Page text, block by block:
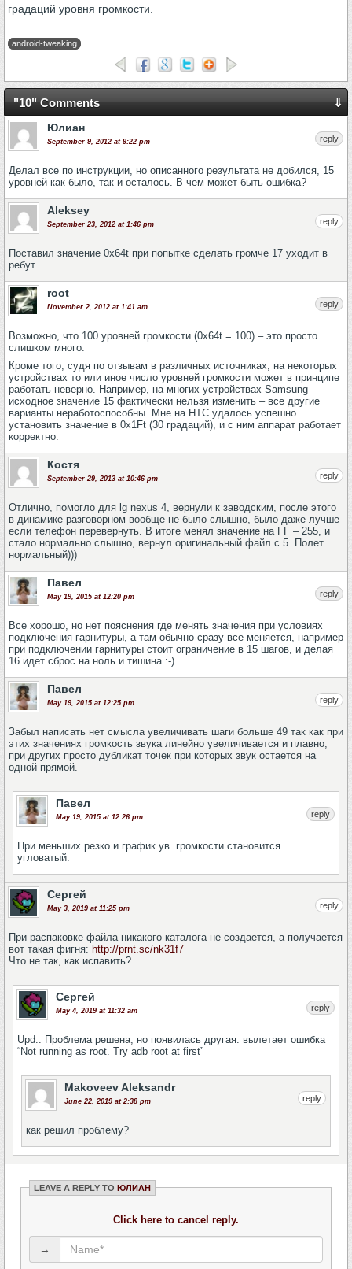
градаций уровня громкости.
android-tweaking
"10" Comments ⇓
Юлиан
September 9, 2012 at 9:22 pm
Делал все по инструкции, но описанного результата не добился, 15
уровней как было, так и осталось. В чем может быть ошибка?
reply
Aleksey
September 23, 2012 at 1:46 pm
Поставил значение 0x64t при попытке сделать громче 17 уходит в
ребут.
reply
root
November 2, 2012 at 1:41 am
Возможно, что 100 уровней громкости (0x64t = 100) – это просто
слишком много.
Кроме того, судя по отзывам в различных источниках, на некоторых
устройствах то или иное число уровней громкости может в принципе
работать неверно. Например, на многих устройствах Samsung
исходное значение 15 фактически нельзя изменить – все другие
варианты неработоспособны. Мне на HTC удалось успешно
установить значение в 0x1Ft (30 градаций), и с ним аппарат работает
корректно.
reply
Костя
September 29, 2013 at 10:46 pm
Отлично, помогло для lg nexus 4, вернули к заводским, после этого
в динамике разговорном вообще не было слышно, было даже лучше
если телефон перевернуть. В итоге менял значение на FF – 255, и
стало нормально слышно, вернул оригинальный файл с 5. Полет
нормальный)))
reply
Павел
May 19, 2015 at 12:20 pm
Все хорошо, но нет пояснения где менять значения при условиях
подключения гарнитуры, а там обычно сразу все меняется, например
при подключении гарнитуры стоит ограничение в 15 шагов, и делая
16 идет сброс на ноль и тишина :-)
reply
Павел
May 19, 2015 at 12:25 pm
Забыл написать нет смысла увеличивать шаги больше 49 так как при
этих значениях громкость звука линейно увеличивается и плавно,
при других просто дубликат точек при которых звук остается на
одной прямой.
reply
Павел
May 19, 2015 at 12:26 pm
При меньших резко и график ув. громкости становится
угловатый.
reply
Сергей
May 3, 2019 at 11:25 pm
При распаковке файла никакого каталога не создается, а получается
вот такая фигня: http://prnt.sc/nk31f7
Что не так, как испавить?
reply
Сергей
May 4, 2019 at 11:32 am
Upd.: Проблема решена, но появилась другая: вылетает ошибка
“Not running as root. Try adb root at first”
reply
Makoveev Aleksandr
June 22, 2019 at 2:38 pm
как решил проблему?
reply
LEAVE A REPLY TO ЮЛИАН
Click here to cancel reply.
→